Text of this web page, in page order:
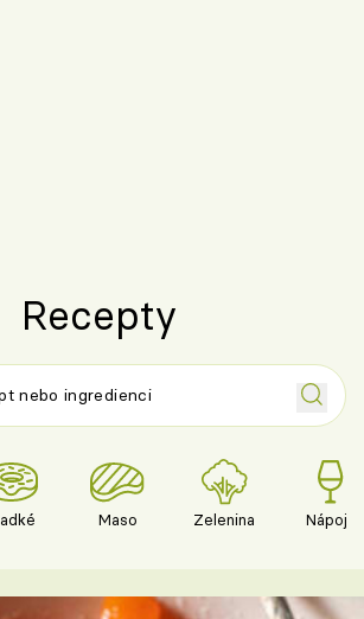
Recepty
Maso Zelenina Nápoje